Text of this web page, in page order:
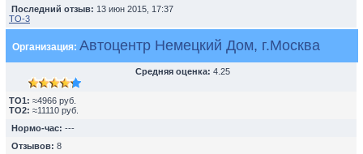
Последний отзыв: 13 июн 2015, 17:37
ТО-3
Организация: Автоцентр Немецкий Дом, г.Москва
Средняя оценка: 4.25
TO1: ≈4966 руб.
TO2: ≈11110 руб.
Нормо-час: ---
Отзывов: 8